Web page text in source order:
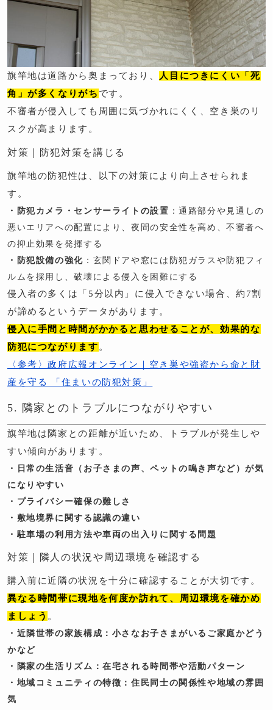
旗竿地は道路から奥まっており、
人目につきにくい「死
角」が多くなりがち です。
不審者が侵入しても周囲に気づかれにくく、空き巣のリ
スクが高まります。
対策｜防犯対策を講じる
旗竿地の防犯性は、以下の対策により向上させられま
す。
・防犯カメラ・センサーライトの設置 ：通路部分や見通しの
悪いエリアへの配置により、夜間の安全性を高め、不審者へ
の抑止効果を発揮する
・防犯設備の強化 ：玄関ドアや窓には防犯ガラスや防犯フィ
ルムを採用し、破壊による侵入を困難にする
侵入者の多くは「5分以内」に侵入できない場合、約7割
が諦めるというデータがあります。
侵入に手間と時間がかかると思わせることが、効果的な
防犯につながります。
〈参考〉政府広報オンライン｜空き巣や強盗から命と財
産を守る 「住まいの防犯対策」
5. 隣家とのトラブルにつながりやすい
旗竿地は隣家との距離が近いため、トラブルが発生しや
すい傾向があります。
・日常の生活音（お子さまの声、ペットの鳴き声など）が気
になりやすい
・プライバシー確保の難しさ
・敷地境界に関する認識の違い
・駐車場の利用方法や車両の出入りに関する問題
対策｜隣人の状況や周辺環境を確認する
購入前に近隣の状況を十分に確認することが大切です。
異なる時間帯に現地を何度か訪れて、周辺環境を確かめ
ましょう 。
・近隣世帯の家族構成：小さなお子さまがいるご家庭かどう
かなど
・隣家の生活リズム：在宅される時間帯や活動パターン
・地域コミュニティの特徴：住民同士の関係性や地域の雰囲
気